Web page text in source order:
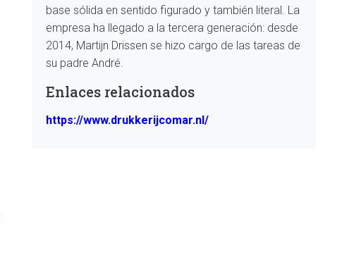
base sólida en sentido figurado y también literal. La
empresa ha llegado a la tercera generación: desde
2014, Martijn Drissen se hizo cargo de las tareas de
su padre André.
Enlaces relacionados
https://www.drukkerijcomar.nl/